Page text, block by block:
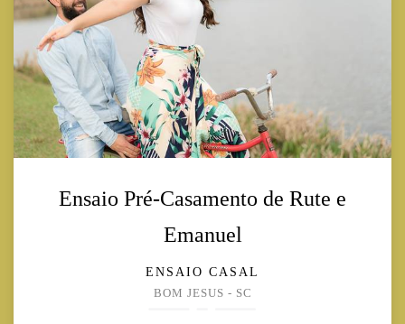
Ensaio Pré-Casamento de Rute e
Emanuel
ENSAIO CASAL
BOM JESUS - SC